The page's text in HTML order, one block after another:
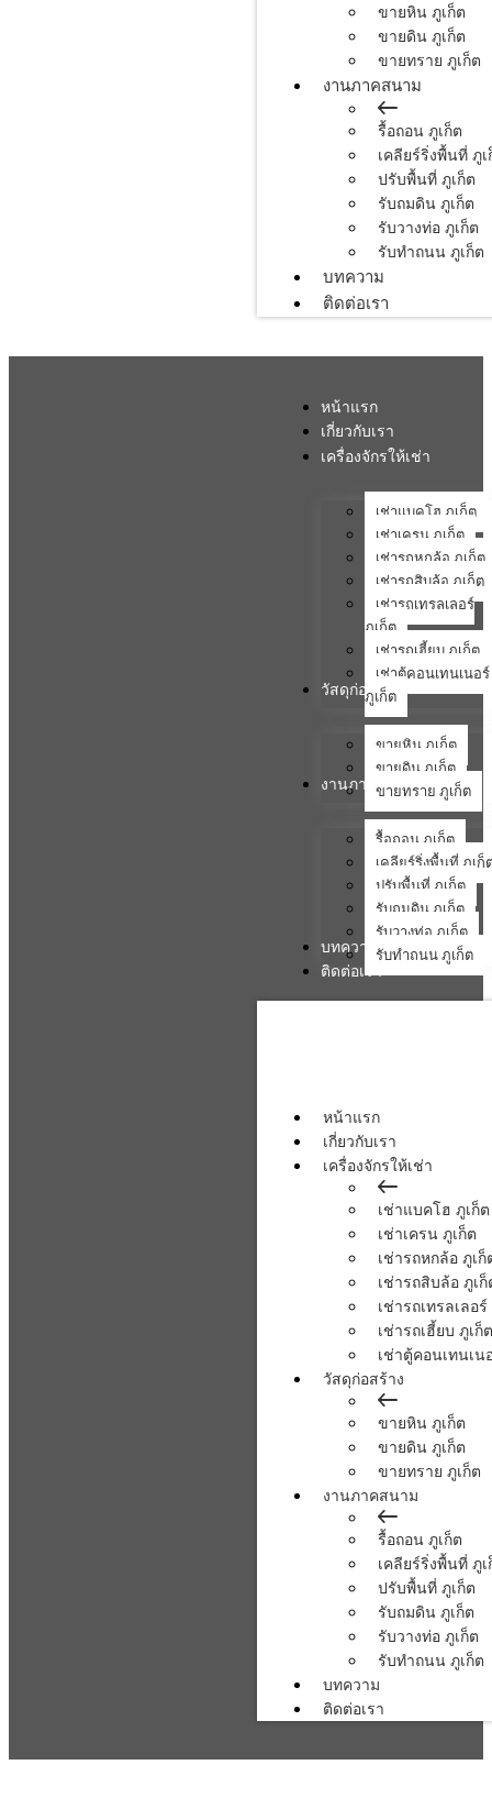
ขายหิน ภูเก็ต
ขายดิน ภูเก็ต
ขายทราย ภูเก็ต
งานภาคสนาม
รื้อถอน ภูเก็ต
เคลียร์ริ่งพื้นที่ ภู
ปรับพื้นที่ ภูเก็ต
รับถมดิน ภูเก็ต
รับวางท่อ ภูเก็ต
รับทำถนน ภูเก็ต
บทความ
ติดต่อเรา
หน้าแรก
เกี่ยวกับเรา
เครื่องจักรให้เช่า
เช่าแบคโฮ ภูเก็ต
เช่าเครน ภูเก็ต
เช่ารถหกล้อ ภูเก็ต
เช่ารถสิบล้อ ภูเก็ต
เช่ารถเทรลเลอร์
ภูเก็ต
เช่ารถเฮี้ยบ ภูเก็ต
เช่าตู้คอนเทนเนอร์
ภูเก็ต
วัสดุก่อสร้าง
ขายหิน ภูเก็ต
ขายดิน ภูเก็ต
ขายทราย ภูเก็ต
งานภาคสนาม
รื้อถอน ภูเก็ต
เคลียร์ริ่งพื้นที่ ภูเก็
ปรับพื้นที่ ภูเก็ต
รับถมดิน ภูเก็ต
รับวางท่อ ภูเก็ต
รับทำถนน ภูเก็ต
บทความ
ติดต่อเรา
หน้าแรก
เกี่ยวกับเรา
เครื่องจักรให้เช่า
เช่าแบคโฮ ภูเก็ต
เช่าเครน ภูเก็ต
เช่ารถหกล้อ ภูเก็
เช่ารถสิบล้อ ภูเ
เช่ารถเทรลเลอ
เช่ารถเฮี้ยบ ภูเก็ต
เช่าตู้คอนเทนเน
วัสดุก่อสร้าง
ขายหิน ภูเก็ต
ขายดิน ภูเก็ต
ขายทราย ภูเก็ต
งานภาคสนาม
รื้อถอน ภูเก็ต
เคลียร์ริ่งพื้นที่ ภู
ปรับพื้นที่ ภูเก็ต
รับถมดิน ภูเก็ต
รับวางท่อ ภูเก็ต
รับทำถนน ภูเก็ต
บทความ
ติดต่อเรา